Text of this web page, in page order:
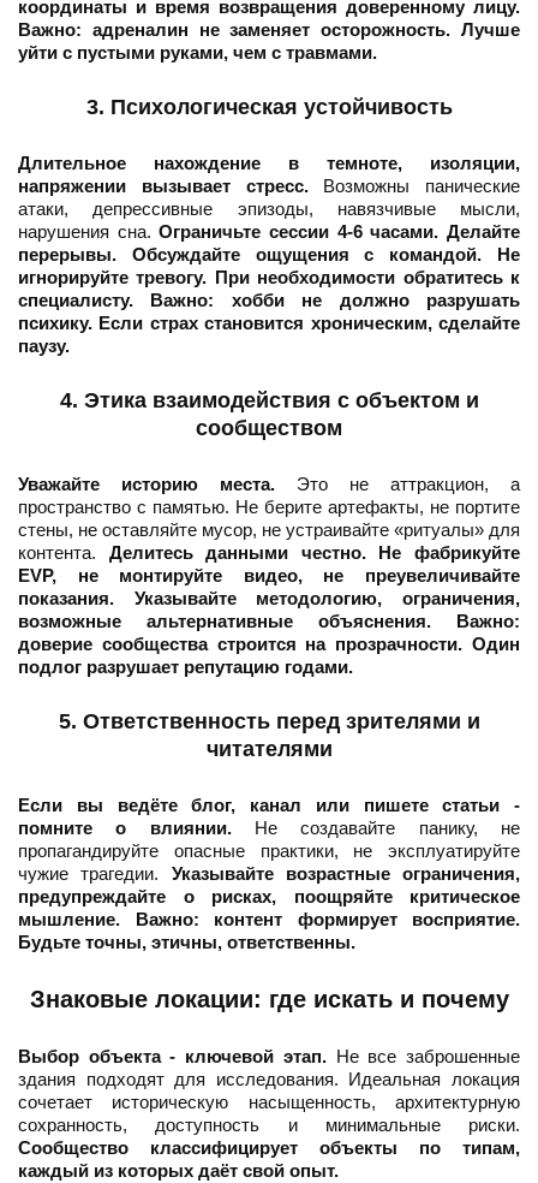
координаты и время возвращения доверенному лицу.
Важно: адреналин не заменяет осторожность. Лучше
уйти с пустыми руками, чем с травмами.
3. Психологическая устойчивость
Длительное нахождение в темноте, изоляции,
напряжении вызывает стресс.Возможны панические
атаки, депрессивные эпизоды, навязчивые мысли,
нарушения сна.Ограничьте сессии 4-6 часами. Делайте
перерывы. Обсуждайте ощущения с командой. Не
игнорируйте тревогу. При необходимости обратитесь к
специалисту.
Важно: хобби не должно разрушать
психику. Если страх становится хроническим, сделайте
паузу.
4. Этика взаимодействия с объектом и
сообществом
Уважайте историю места. Это не аттракцион, а
пространство с памятью. Не берите артефакты, не портите
стены, не оставляйте мусор, не устраивайте «ритуалы» для
контента. Делитесь данными честно. Не фабрикуйте
EVP, не монтируйте видео, не преувеличивайте
показания. Указывайте методологию, ограничения,
возможные альтернативные объяснения.
Важно:
доверие сообщества строится на прозрачности. Один
подлог разрушает репутацию годами.
5. Ответственность перед зрителями и
читателями
Если вы ведёте блог, канал или пишете статьи -
помните о влиянии.Не создавайте панику, не
пропагандируйте опасные практики, не эксплуатируйте
чужие трагедии. Указывайте возрастные ограничения,
предупреждайте о рисках, поощряйте критическое
мышление.
Важно: контент формирует восприятие.
Будьте точны, этичны, ответственны.
Знаковые локации: где искать и почему
Выбор объекта - ключевой этап.Не все заброшенные
здания подходят для исследования. Идеальная локация
сочетает историческую насыщенность, архитектурную
сохранность, доступность и минимальные риски.
Сообщество классифицирует объекты по типам,
каждый из которых даёт свой опыт.